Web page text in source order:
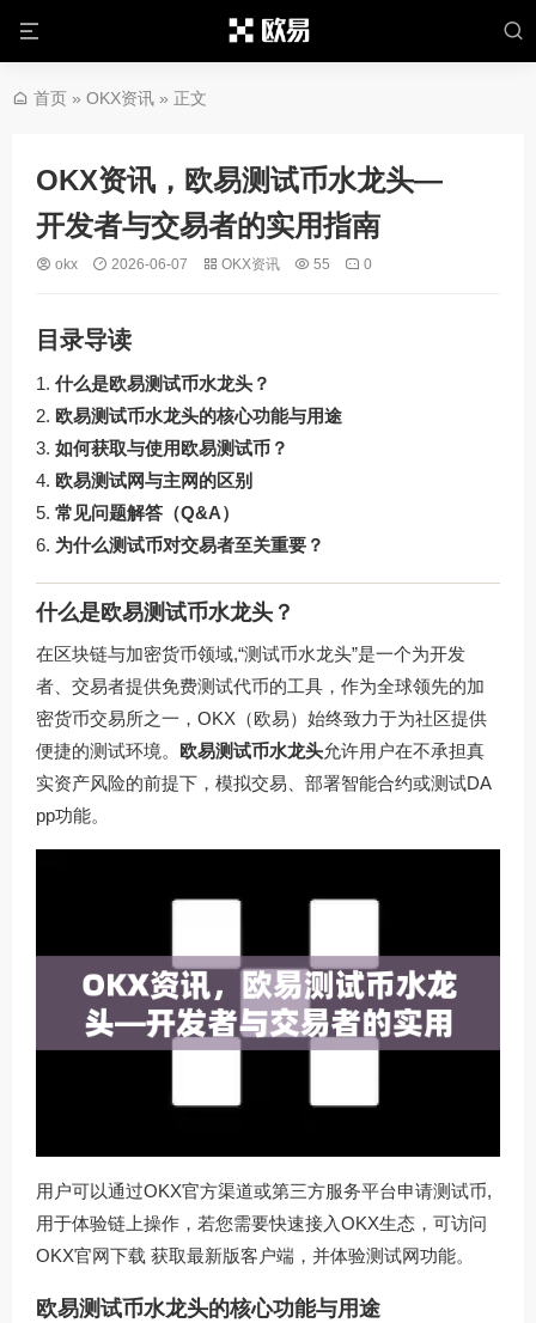
首页 » OKX资讯 » 正文
OKX资讯，欧易测试币水龙头—
开发者与交易者的实用指南
okx 2026-06-07 OKX资讯 55 0
目录导读
什么是欧易测试币水龙头？
欧易测试币水龙头的核心功能与用途
如何获取与使用欧易测试币？
欧易测试网与主网的区别
常见问题解答（Q&A）
为什么测试币对交易者至关重要？
什么是欧易测试币水龙头？
在区块链与加密货币领域,“测试币水龙头”是一个为开发
者、交易者提供免费测试代币的工具，作为全球领先的加
密货币交易所之一，OKX（欧易）始终致力于为社区提供
便捷的测试环境。 欧易测试币水龙头允许用户在不承担真
实资产风险的前提下，模拟交易、部署智能合约或测试DA
pp功能。
用户可以通过OKX官方渠道或第三方服务平台申请测试币,
用于体验链上操作，若您需要快速接入OKX生态，可访问
OKX官网下载 获取最新版客户端，并体验测试网功能。
欧易测试币水龙头的核心功能与用途